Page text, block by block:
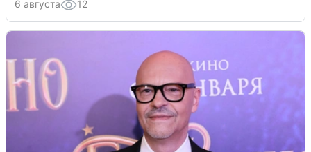
6 августа 12